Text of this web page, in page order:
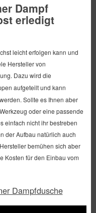
Dampf
erledigt
leicht erfolgen kann und
Hersteller von
Dazu wird die
aufgeteilt und kann
Sollte es Ihnen aber
oder eine passende
einfach nicht ihr bestreben
der Aufbau natürlich auch
bemühen sich aber
Kosten für den Einbau vom
Dampfdusche